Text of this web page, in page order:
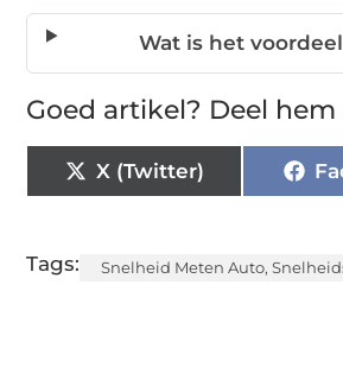
Wat is het
Goed artikel? Deel hem
X (Twitter)
Tags: Snelheid Meten Auto,